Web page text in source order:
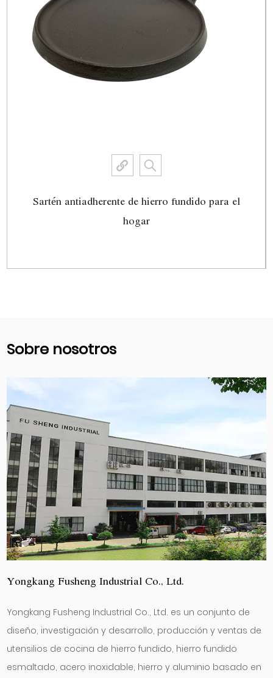
Sartén antiadherente de hierro fundido para el
hogar
Sobre nosotros
Yongkang Fusheng Industrial Co., Ltd.
Yongkang Fusheng Industrial Co., Ltd. es un conjunto de
diseño, investigación y desarrollo, producción y ventas de
utensilios de cocina de hierro fundido, hierro fundido
esmaltado, acero inoxidable, hierro y aluminio basado en